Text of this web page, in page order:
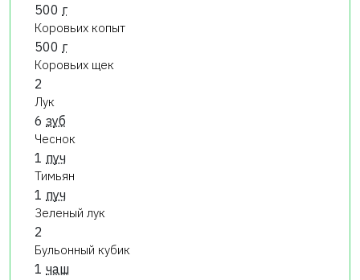
500 г
Коровьих копыт
500 г
Коровьих щек
2
Лук
6 зуб
Чеснок
1 пуч
Тимьян
1 пуч
Зеленый лук
2
Бульонный кубик
1 чаш